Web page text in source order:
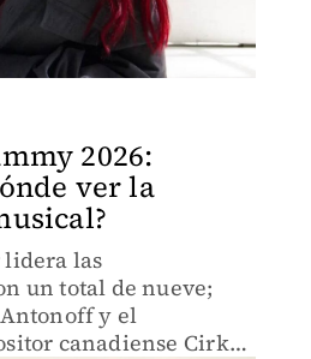
2026:
ver la
las
un total de nueve;
Antonoff y el
canadiense Cirkut